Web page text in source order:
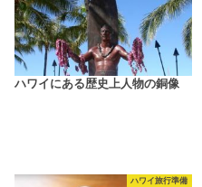
ハワイにある歴史上人物の銅像
ハワイ旅行準備